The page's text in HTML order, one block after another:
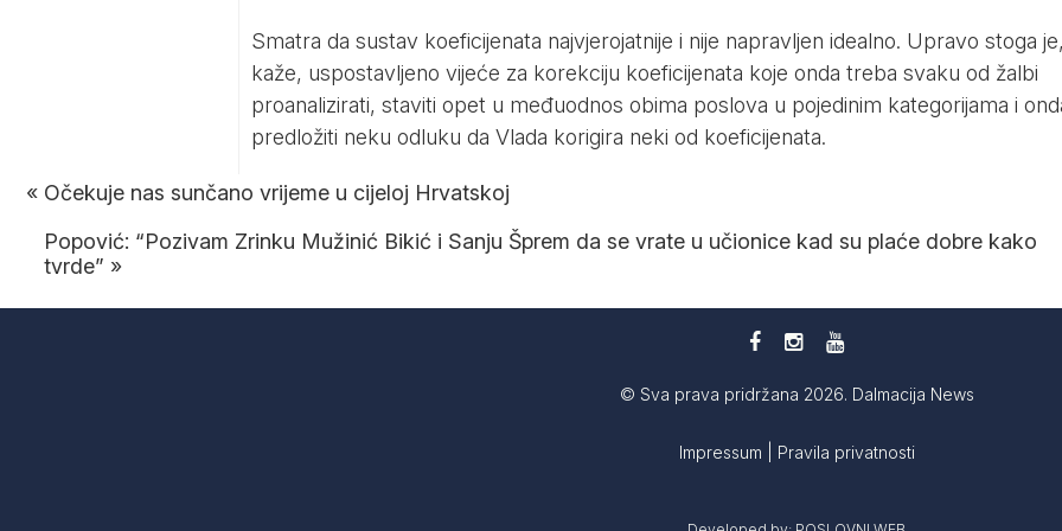
Smatra da sustav koeficijenata najvjerojatnije i nije napravljen idealno. Upravo stoga
kaže, uspostavljeno vijeće za korekciju koeficijenata koje onda treba svaku od žalbi
proanalizirati, staviti opet u međuodnos obima poslova u pojedinim kategorijama i
predložiti neku odluku da Vlada korigira neki od koeficijenata.
« Očekuje nas sunčano vrijeme u cijeloj Hrvatskoj
Popović: “Pozivam Zrinku Mužinić Bikić i Sanju Šprem da se vrate u učionice kad su plaće dobre kako
tvrde” »
© Sva prava pridržana 2026. Dalmacija News
Impressum Pravila privatnosti